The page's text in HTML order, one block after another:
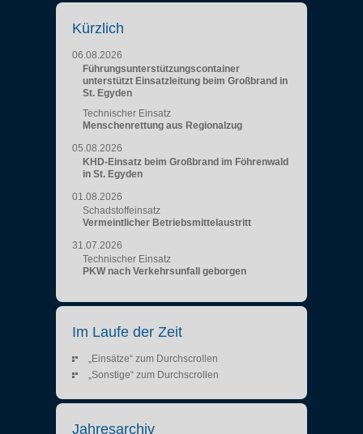
Kürzlich
06.08.2026
Führungsunterstützungscontainer
unterstützt Einsatzleitung beim Großbrand in
St. Egyden
Technischer Einsatz
Menschenrettung aus Regionalzug
05.08.2026
KHD-Einsatz beim Großbrand im Föhrenwald
in St. Egyden
01.08.2026
Schadstoffeinsatz
Vermeintlicher Betriebsmittelaustritt
31.07.2026
Technischer Einsatz
PKW nach Verkehrsunfall geborgen
Im Laufe der Zeit
„Einsätze“ zum Durchscrollen
„Sonstige“ zum Durchscrollen
Jahresarchiv